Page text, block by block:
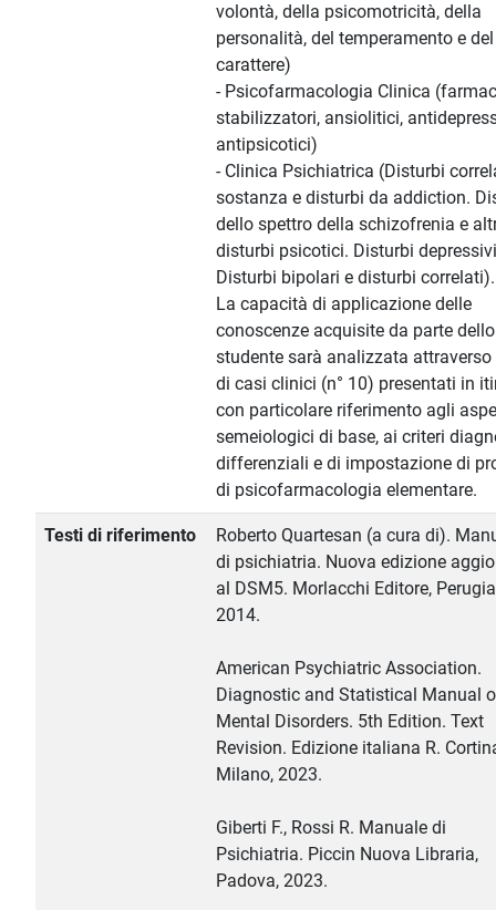
volontà, della psicomotricità, della
personalità, del temperamento e del
carattere)
- Psicofarmacologia Clinica
stabilizzatori, ansiolitici,
antipsicotici)
- Clinica Psichiatrica (Disturbi
sostanza e disturbi da addiction.
dello spettro della schizofrenia e
disturbi psicotici. Disturbi
Disturbi bipolari e disturbi correlati).
La capacità di applicazione delle
conoscenze acquisite da parte dello
studente sarà analizzata attraverso
di casi clinici (n° 10) presentati in
con particolare riferimento agli
semeiologici di base, ai criteri
differenziali e di impostazione di
di psicofarmacologia elementare.
Testi di riferimento
Roberto Quartesan (a cura di).
di psichiatria. Nuova edizione
al DSM5. Morlacchi Editore,
2014.
American Psychiatric Association.
Diagnostic and Statistical Manual
Mental Disorders. 5th Edition. Text
Revision. Edizione italiana R.
Milano, 2023.
Giberti F., Rossi R. Manuale di
Psichiatria. Piccin Nuova Libraria,
Padova, 2023.